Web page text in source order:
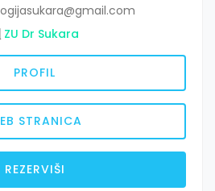
ZU Dr Sukara
PROFIL
STRANICA
REZERVIŠI